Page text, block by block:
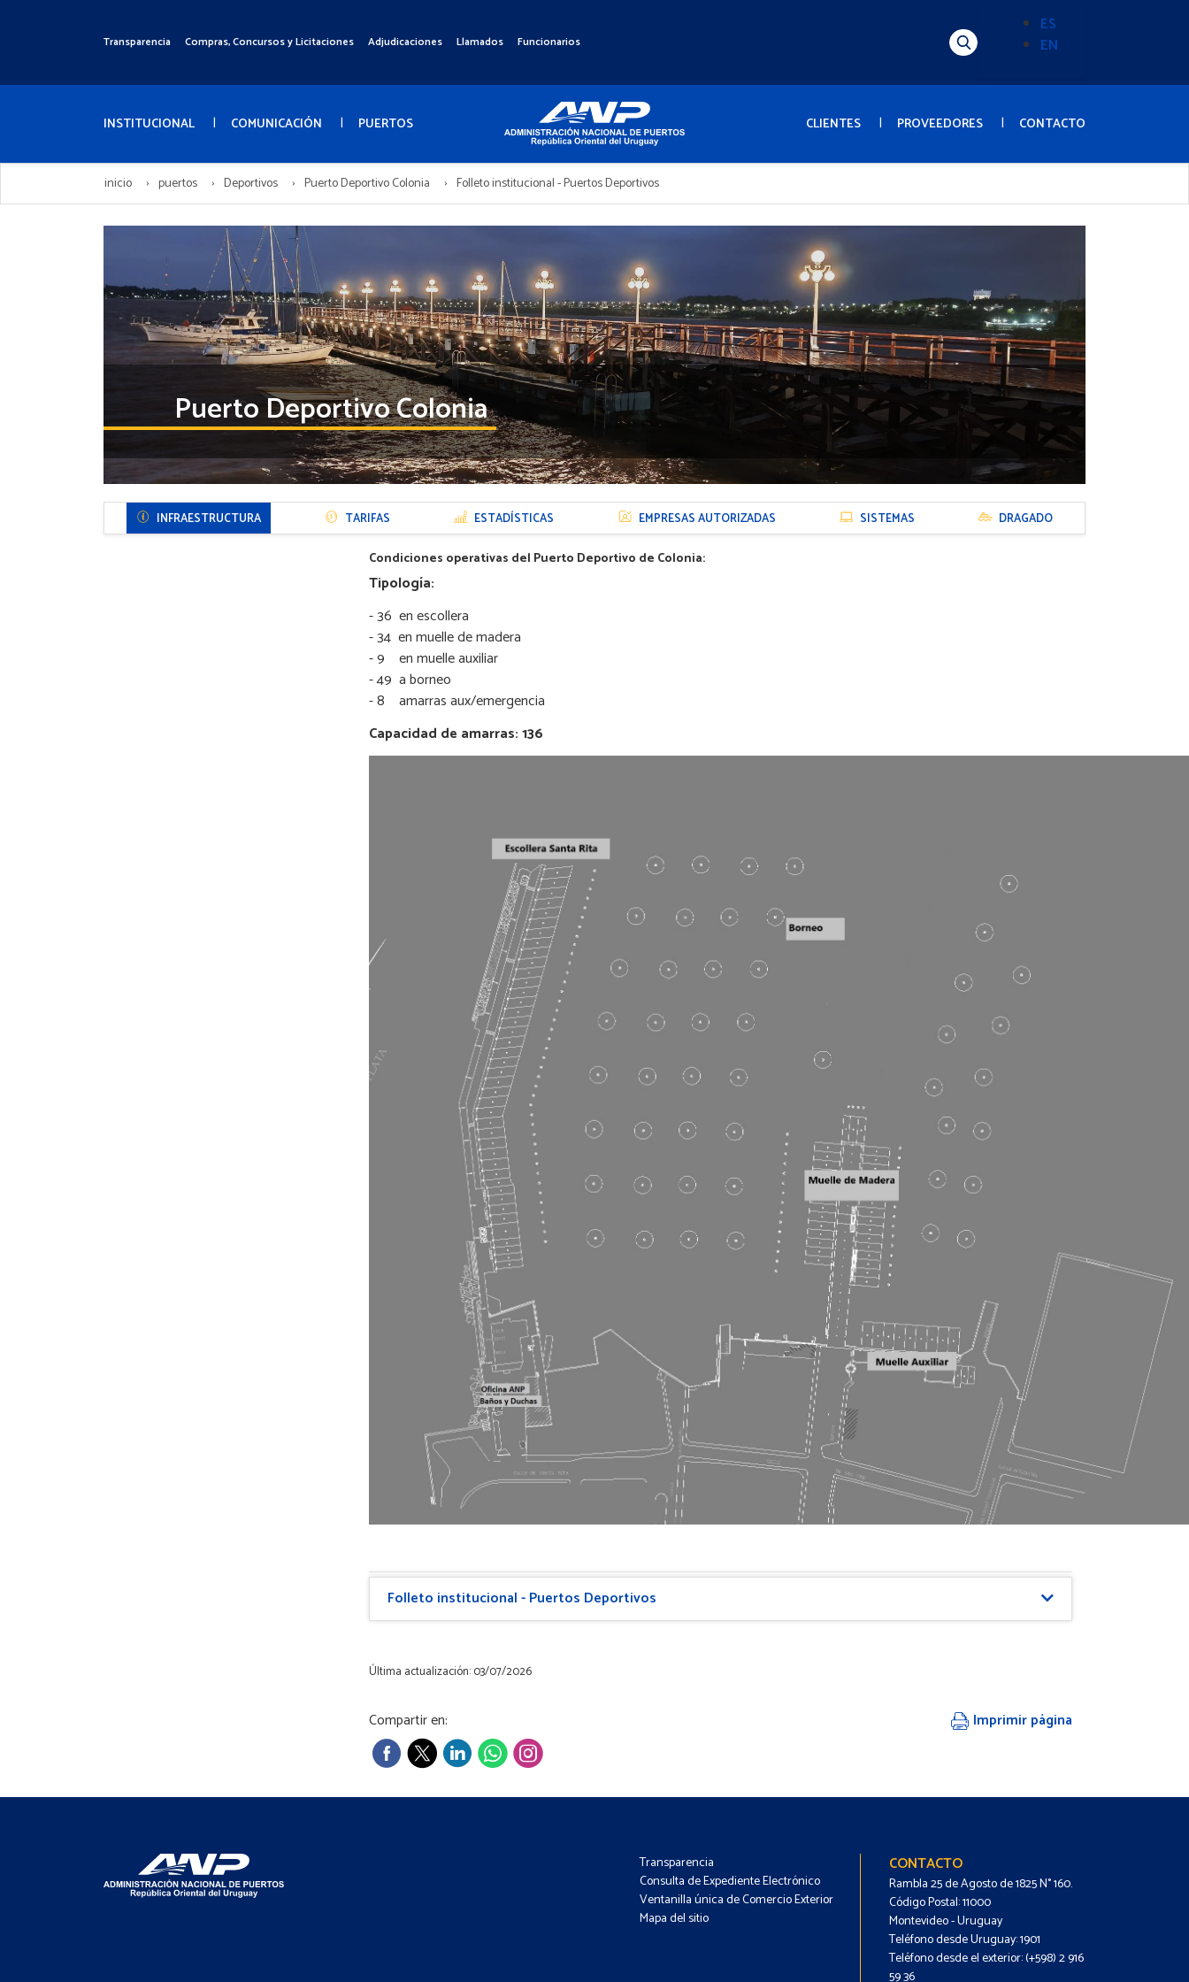
Menú
Transparencia Compras, Concursos y Licitaciones Adjudicaciones Llamados Funcionarios Alternador
(Content)
ES
EN
Menú
INSTITUCIONAL COMUNICACIÓN PUERTOS CLIENTES PROVEEDORES CONTACTO
inicio puertos Deportivos Puerto Deportivo Colonia Folleto institucional - Puertos Deportivos
Puerto Deportivo Colonia
Menú
Sección INFRAESTRUCTURA TARIFAS ESTADÍSTICAS EMPRESAS AUTORIZADAS SISTEMAS DRAGADO
Condiciones operativas del Puerto Deportivo de Colonia:
Tipología:
- 36 en escollera
- ⁠34 en muelle de madera
- ⁠9 en muelle auxiliar
- ⁠49 a borneo
- ⁠8 amarras aux/emergencia
Capacidad de amarras: 136
Folleto institucional - Puertos Deportivos
Última actualización: 03/07/2026
Compartir en: Imprimir página
Transparencia
Consulta de Expediente Electrónico
Ventanilla única de Comercio Exterior
Mapa del sitio
CONTACTO
Rambla 25 de Agosto de 1825 N° 160.
Código Postal: 11000
Montevideo - Uruguay
Teléfono desde Uruguay: 1901
Teléfono desde el exterior: (+598) 2 916
59 36